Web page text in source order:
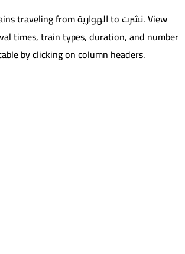
traveling fromالهواريةtoنشرت.View
times, train types, duration, and number
by clicking on column headers.